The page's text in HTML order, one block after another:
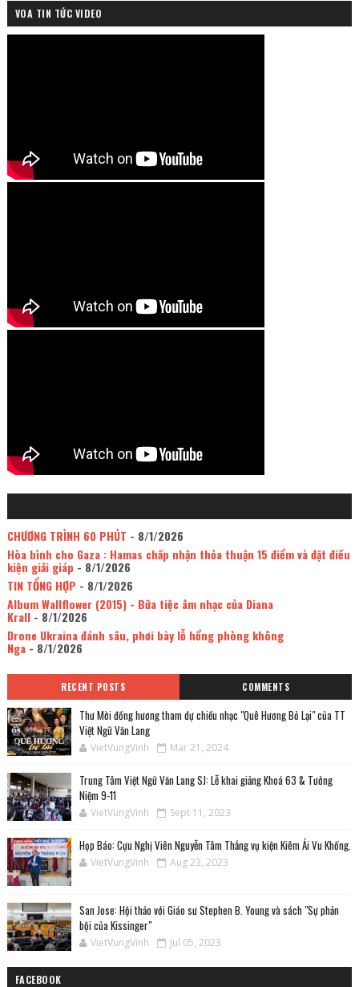
VOA TIN TỨC VIDEO
CHƯƠNG TRÌNH 60 PHÚT - 8/1/2026
Hòa bình cho Gaza : Hamas chấp nhận thỏa thuận 15 điểm và đặt điều
kiện giải giáp - 8/1/2026
TIN TỔNG HỢP - 8/1/2026
Album Wallflower (2015) - Bữa tiệc âm nhạc của Diana
Krall- 8/1/2026
Drone Ukraina đánh sâu, phơi bày lỗ hổng phòng không
Nga- 8/1/2026
RECENT POSTS COMMENTS
Thư Mời đồng hương tham dự chiều nhạc "Quê Hương Bỏ Lại" của TT
Việt Ngữ Văn Lang
VietVungVinh Mar 21, 2024
Trung Tâm Việt Ngữ Văn Lang SJ: Lễ khai giảng Khoá 63 & Tưởng
Niệm 9-11
VietVungVinh Sept 11, 2023
Họp Báo: Cựu Nghị Viên Nguyễn Tâm Thắng vụ kiện Kiêm Ái Vu Khống.
VietVungVinh Aug 23, 2023
San Jose: Hội thảo với Giáo sư Stephen B. Young và sách "Sự phản
bội của Kissinger"
VietVungVinh Jul 05, 2023
FACEBOOK